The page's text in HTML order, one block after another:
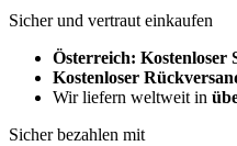
Sicher und vertraut einkaufen
Österreich: Kostenloser
Kostenloser
Wir liefern weltweit in
Sicher bezahlen mit